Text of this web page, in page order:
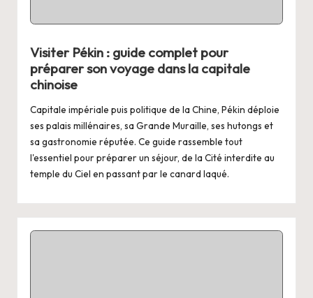
ui
d
e
V
o
y
a
e
J
Visiter Pékin : guide complet pour
préparer son voyage dans la capitale
chinoise
Capitale impériale puis politique de la Chine, Pékin déploie
ses palais millénaires, sa Grande Muraille, ses hutongs et
sa gastronomie réputée. Ce guide rassemble tout
l'essentiel pour préparer un séjour, de la Cité interdite au
temple du Ciel en passant par le canard laqué.